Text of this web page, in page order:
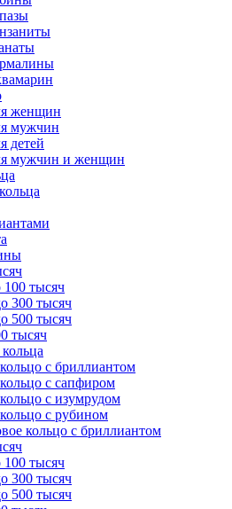
женщин
мужчин
детей
мужчин и женщин
тысяч
300 тысяч
500 тысяч
тысяч
с бриллиантом
с сапфиром
с изумрудом
с рубином
кольцо с бриллиантом
тысяч
300 тысяч
500 тысяч